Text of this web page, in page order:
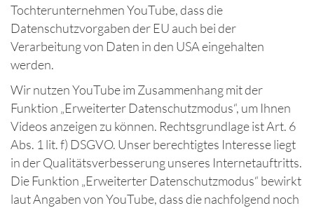
Tochterunternehmen YouTube, dass die
Datenschutzvorgaben der EU auch bei der
Verarbeitung von Daten in den USA eingehalten
werden.
Wir nutzen YouTube im Zusammenhang mit der
Funktion „Erweiterter Datenschutzmodus“, um Ihnen
Videos anzeigen zu können. Rechtsgrundlage ist Art. 6
Abs. 1 lit. f) DSGVO. Unser berechtigtes Interesse liegt
in der Qualitätsverbesserung unseres Internetauftritts.
Die Funktion „Erweiterter Datenschutzmodus“ bewirkt
laut Angaben von YouTube, dass die nachfolgend noch